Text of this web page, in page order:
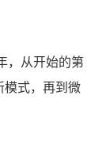
，从开始的第
模式，再到微